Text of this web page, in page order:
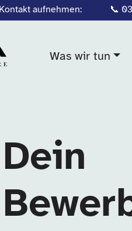
aufnehmen: 📞
Was wir tun
Dein